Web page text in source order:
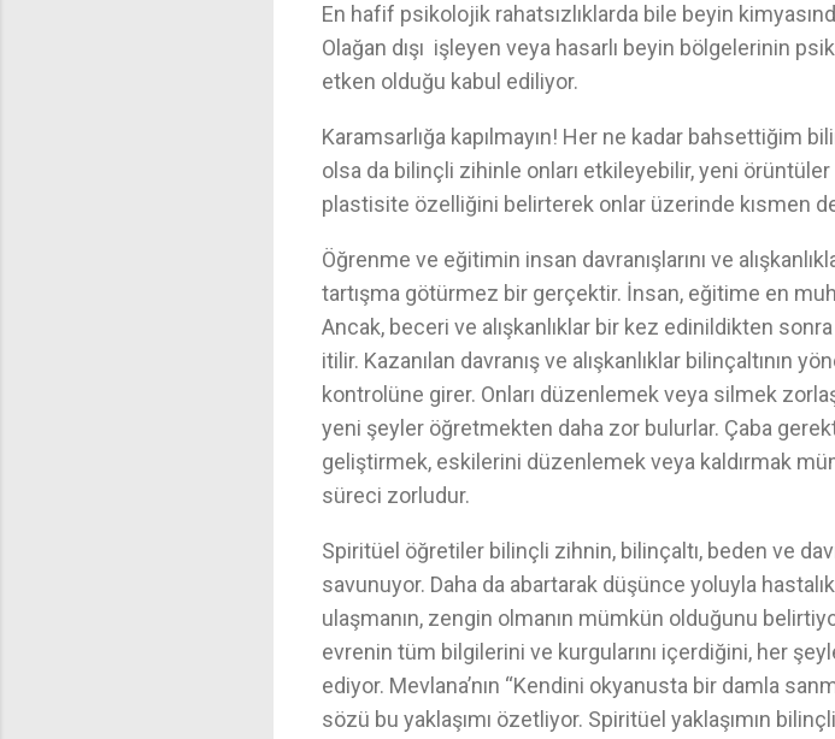
En hafif psikolojik rahatsızlıklarda bile beyin
Olağan dışı işleyen veya hasarlı beyin bölgelerinin
etken olduğu kabul ediliyor.
Karamsarlığa kapılmayın! Her ne kadar bahsettiğim
olsa da bilinçli zihinle onları etkileyebilir, yeni
plastisite özelliğini belirterek onlar üzerinde kısmen
Öğrenme ve eğitimin insan davranışlarını ve
tartışma götürmez bir gerçektir. İnsan, eğitime en
Ancak, beceri ve alışkanlıklar bir kez edinildikten
itilir. Kazanılan davranış ve alışkanlıklar bilinçaltının
kontrolüne girer. Onları düzenlemek veya silmek
yeni şeyler öğretmekten daha zor bulurlar. Çaba
geliştirmek, eskilerini düzenlemek veya kaldırmak
süreci zorludur.
Spiritüel öğretiler bilinçli zihnin, bilinçaltı, beden ve
savunuyor. Daha da abartarak düşünce yoluyla
ulaşmanın, zengin olmanın mümkün olduğunu
evrenin tüm bilgilerini ve kurgularını içerdiğini, her
ediyor. Mevlana’nın “Kendini okyanusta bir damla
sözü bu yaklaşımı özetliyor. Spiritüel yaklaşımın